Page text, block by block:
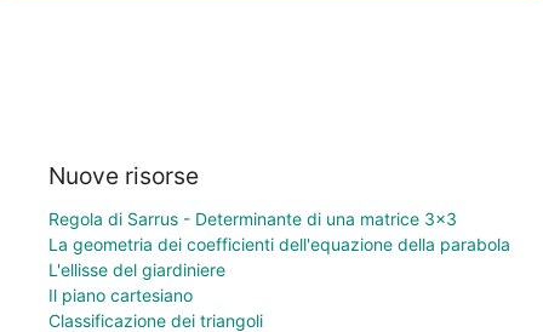
Nuove risorse
Regola di Sarrus - Determinante di una matrice 3×3
La geometria dei coefficienti dell'equazione della parabola
L'ellisse del giardiniere
Il piano cartesiano
Classificazione dei triangoli